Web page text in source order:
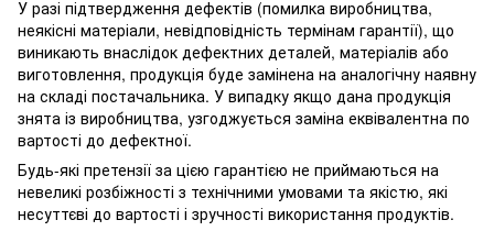
У разі підтвердження дефектів (помилка виробництва,
неякісні матеріали, невідповідність термінам гарантії), що
виникають внаслідок дефектних деталей, матеріалів або
виготовлення, продукція буде замінена на аналогічну наявну
на складі постачальника. У випадку якщо дана продукція
знята із виробництва, узгоджується заміна еквівалентна по
вартості до дефектної.
Будь-які претензії за цією гарантією не приймаються на
невеликі розбіжності з технічними умовами та якістю, які
несуттєві до вартості і зручності використання продуктів.